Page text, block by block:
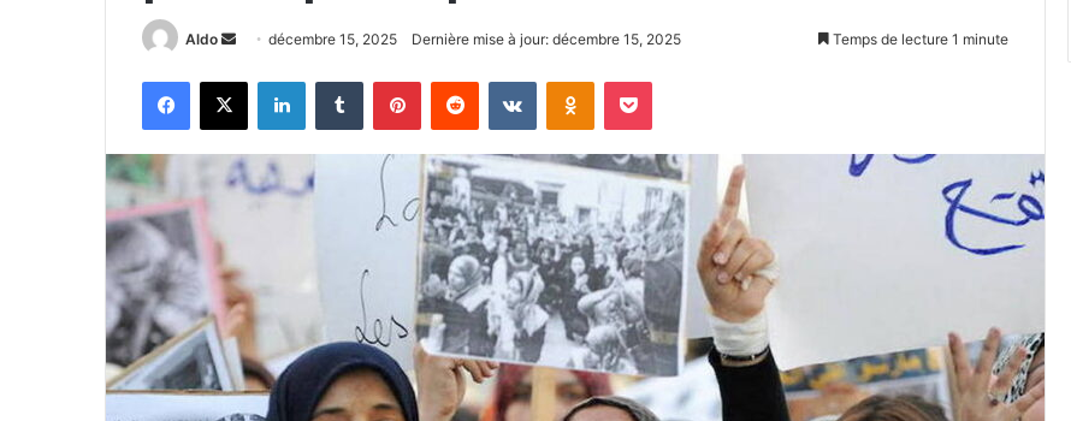
Aldo
Envoyer
courriel
décembre 15, 2025 Dernière mise à jour: décembre 15, 2025 Temps de lecture 1 minute
Facebook
X LinkedinTumblr PinterestReddit VKontakteOdnoklassniki
Pocket